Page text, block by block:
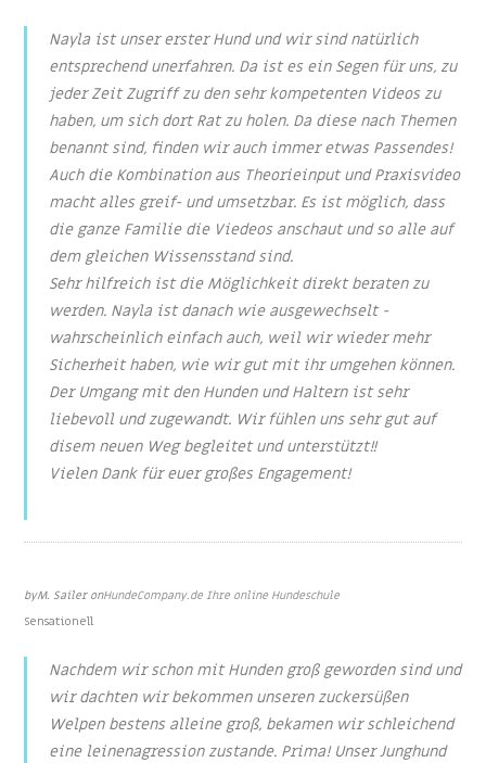
Nayla ist unser erster Hund und wir sind natürlich
entsprechend unerfahren. Da ist es ein Segen für uns, zu
jeder Zeit Zugriff zu den sehr kompetenten Videos zu
haben, um sich dort Rat zu holen. Da diese nach Themen
benannt sind, finden wir auch immer etwas Passendes!
Auch die Kombination aus Theorieinput und Praxisvideo
macht alles greif- und umsetzbar. Es ist möglich, dass
die ganze Familie die Viedeos anschaut und so alle auf
dem gleichen Wissensstand sind.
Sehr hilfreich ist die Möglichkeit direkt beraten zu
werden. Nayla ist danach wie ausgewechselt -
wahrscheinlich einfach auch, weil wir wieder mehr
Sicherheit haben, wie wir gut mit ihr umgehen können.
Der Umgang mit den Hunden und Haltern ist sehr
liebevoll und zugewandt. Wir fühlen uns sehr gut auf
disem neuen Weg begleitet und unterstützt!!
Vielen Dank für euer großes Engagement!
byM. SaileronHundeCompany.de Ihre online Hundeschule
Sensationell
Nachdem wir schon mit Hunden groß geworden sind und
wir dachten wir bekommen unseren zuckersüßen
Welpen bestens alleine groß, bekamen wir schleichend
eine leinenagression zustande. Prima! Unser Junghund